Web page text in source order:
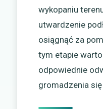
wykopaniu
utwardzenie
osiągnąć za
tym etapie
odpowiednie
gromadzenia